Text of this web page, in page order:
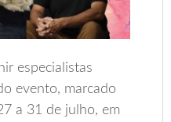
especialistas
evento, marcado
a 31 de julho, em